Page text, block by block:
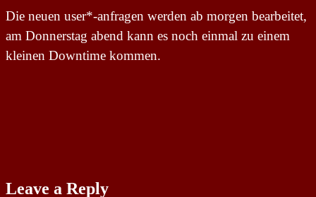
Die neuen user*-anfragen werden ab morgen bearbeitet,
am Donnerstag abend kann es noch einmal zu einem
kleinen Downtime kommen.
Leave a Reply